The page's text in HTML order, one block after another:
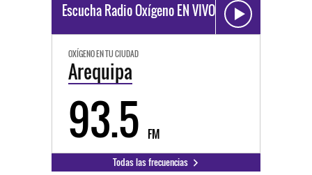
Escucha Radio Oxígeno EN VIVO
OXÍGENO EN TU CIUDAD
Arequipa
93.5 FM
Todas las frecuencias